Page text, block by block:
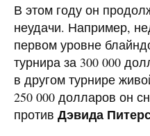
В этом году он
неудачи. Например,
первом уровне
турнира за 300 000
в другом турнире
250 000 долларов он
против Дэвида